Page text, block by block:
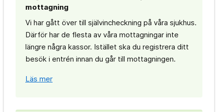
mottagning
Vi har gått över till självincheckning på våra sjukhus.
Därför har de flesta av våra mottagningar inte
längre några kassor. Istället ska du registrera ditt
besök i entrén innan du går till mottagningen.
Läs mer